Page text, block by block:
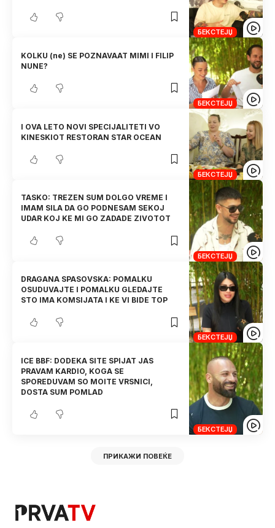
БЕКСТЕЈЏ
БЕКСТЕЈЏ
KOLKU (ne) SE POZNAVAAT MIMI I FILIP
NUNE?
БЕКСТЕЈЏ
I OVA LETO NOVI SPECIJALITETI VO
KINESKIOT RESTORAN STAR OCEAN
БЕКСТЕЈЏ
TASKO: TREZEN SUM DOLGO VREME I
IMAM SILA DA GO PODNESAM SEKOJ
UDAR KOJ KE MI GO ZADADE ZIVOTOT
БЕКСТЕЈЏ
DRAGANA SPASOVSKA: POMALKU
OSUDUVAJTE I POMALKU GLEDAJTE
STO IMA KOMSIJATA I KE VI BIDE TOP
БЕКСТЕЈЏ
ICE BBF: DODEKA SITE SPIJAT JAS
PRAVAM KARDIO, KOGA SE
SPOREDUVAM SO MOITE VRSNICI,
DOSTA SUM POMLAD
ПРИКАЖИ ПОВЕЌЕ